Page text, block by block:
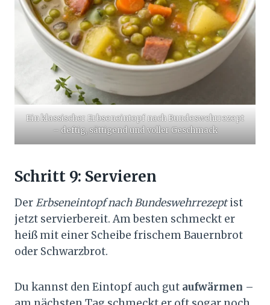
Ein klassischer Erbseneintopf nach Bundeswehrrezept
– deftig, sättigend und voller Geschmack
Schritt 9: Servieren
DerErbseneintopf nach Bundeswehrrezeptist
jetzt servierbereit. Am besten schmeckt er
heiß mit einer Scheibe frischem Bauernbrot
oder Schwarzbrot.
Du kannst den Eintopf auch gut aufwärmen –